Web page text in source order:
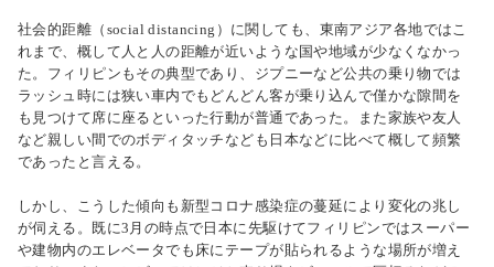
社会的距離（social distancing）に関しても、東南アジア各地ではこ
れまで、概して人と人の距離が近いような国や地域が少なくなかっ
た。フィリピンもその典型であり、ジプニーなど公共の乗り物では
ラッシュ時には狭い車内でもどんどん客が乗り込んで僅かな隙間を
も見つけて席に座るといった行動が普通であった。また家族や友人
など親しい間でのボディタッチなども日本などに比べて概して頻繁
であったと言える。
しかし、こうした傾向も新型コロナ感染症の蔓延により変化の兆し
が伺える。既に3月の時点で日本に先駆けてフィリピンではスーパー
や建物内のエレベータでも床にテープが貼られるような場所が増え